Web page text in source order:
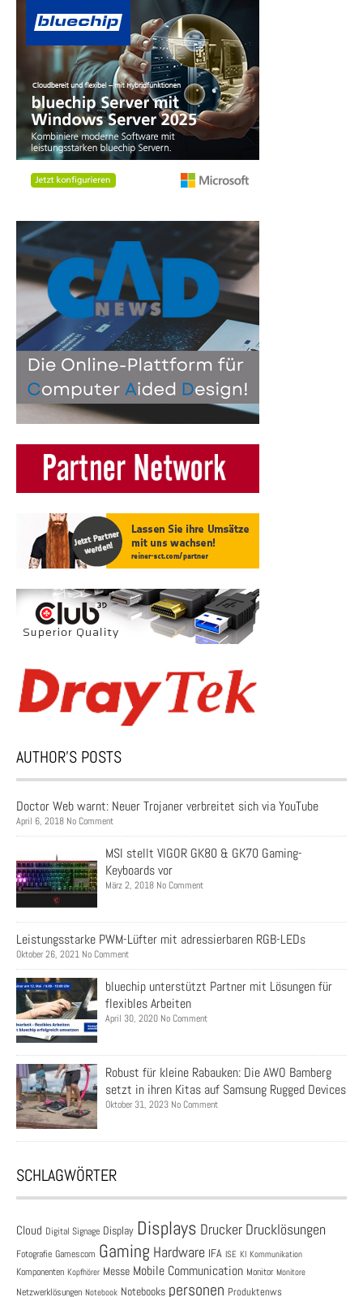
AUTHOR’S POSTS
Doctor Web warnt: Neuer Trojaner verbreitet sich via YouTube
April 6, 2018 No Comment
MSI stellt VIGOR GK80 & GK70 Gaming-
Keyboards vor
März 2, 2018 No Comment
Leistungsstarke PWM-Lüfter mit adressierbaren RGB-LEDs
Oktober 26, 2021 No Comment
bluechip unterstützt Partner mit Lösungen für
flexibles Arbeiten
April 30, 2020 No Comment
Robust für kleine Rabauken: Die AWO Bamberg
setzt in ihren Kitas auf Samsung Rugged Devices
Oktober 31, 2023 No Comment
SCHLAGWÖRTER
Cloud Digital Signage Display Displays Drucker Drucklösungen
Fotografie Gamescom Gaming Hardware IFA ISE KI Kommunikation
Komponenten Kopfhörer Messe Mobile Communication Monitor Monitore
Netzwerklösungen Notebook Notebooks personen Produktenws